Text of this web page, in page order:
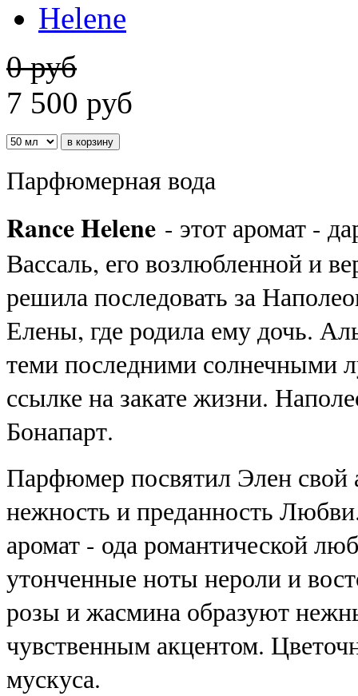
0 руб
7 500 руб
Парфюмерная вода
Rance Helene - этот аромат -
Вассаль, его возлюбленной и
решила последовать за
Елены, где родила ему дочь.
теми последними солнечными
ссылке на закате жизни.
Бонапарт.
Парфюмер посвятил Элен свой
нежность и преданность
аромат - ода романтической
утонченные ноты нероли и
розы и жасмина образуют
чувственным акцентом.
мускуса.